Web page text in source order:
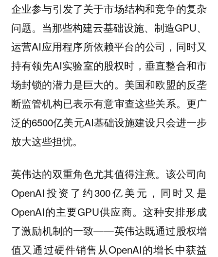
企业参与引发了关于市场结构和竞争的复杂
问题。当那些构建云基础设施、制造GPU、
运营AI应用程序所依赖平台的公司，同时又
持有领先AI实验室的股权时，垂直整合和市
场封锁的潜力是巨大的。美国和欧盟的反垄
断监管机构已表示有意审查这些关系。更广
泛的6500亿美元AI基础设施建设只会进一步
放大这些担忧。
英伟达的双重角色尤其值得注意。该公司向
OpenAI投资了约300亿美元，同时又是
OpenAI的主要GPU供应商。这种安排形成
了激励机制的一致——英伟达既通过股权增
值又通过硬件销售从OpenAI的增长中获益